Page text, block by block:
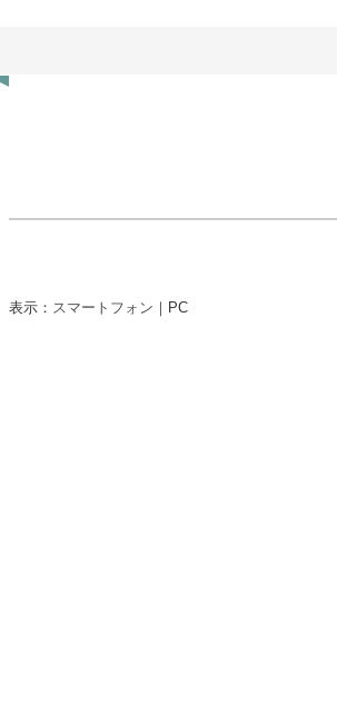
表示： スマートフォン ｜ PC